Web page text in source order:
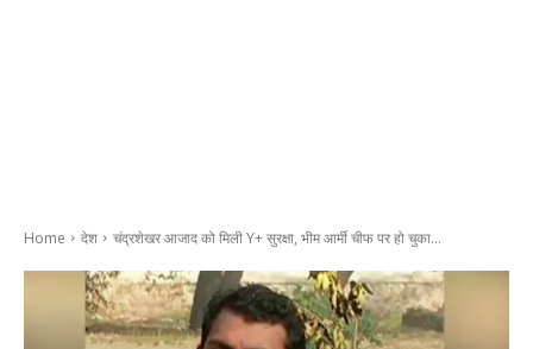
Home देश चंद्रशेखर आजाद को मिली Y+ सुरक्षा, भीम आर्मी चीफ पर हो चुका...